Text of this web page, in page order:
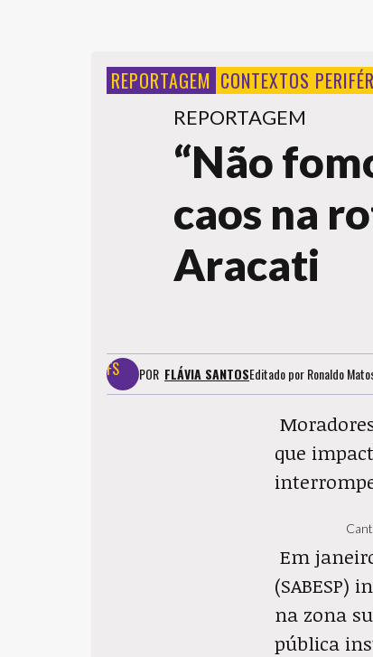
REPORTAGEM CONTEXTOS
REPORTAGEM
“Não
caos na
Aracati
POR FLÁVIA SANTOSEditado porRonaldo
que
Em
na zona
pública